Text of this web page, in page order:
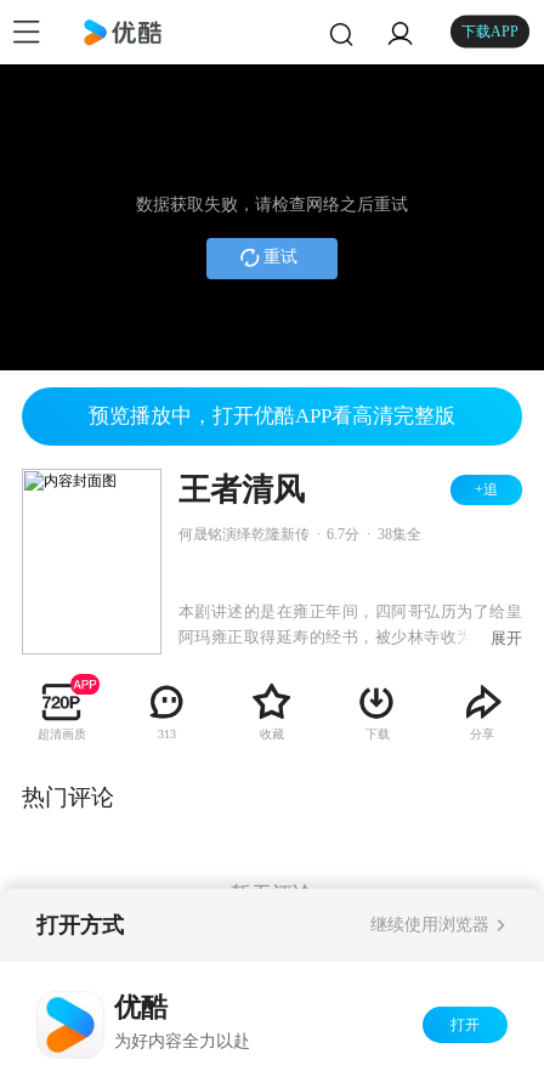
下载APP
数据获取失败，请检查网络之后重试
重试
预览播放中，打开优酷APP看高清完整版
王者清风 +追
何晟铭演绎乾隆新传 6.7分 38集全
本剧讲述的是在雍正年间，四阿哥弘历为了给皇
阿玛雍正取得延寿的经书，被少林寺收为了俗家
田、李聪儿结为挚友。又因为雍正临终前的一句
嘱托，踏上了往来于江湖，几经生死的寻找经书
展开
超清画质 313 收藏 下载 分享
热门评论
暂无评论
打开方式 继续使用浏览器
优酷
为好内容全力以赴
打开